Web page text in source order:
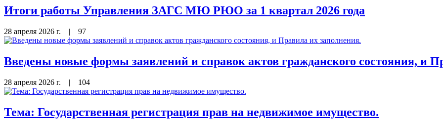
Итоги работы Управления ЗАГС МЮ РЮО за 1 квартал 2026 года
28 апреля 2026 г. | 97
Введены новые формы заявлений и справок актов гражданского состояния, и
28 апреля 2026 г. | 104
Тема: Государственная регистрация прав на недвижимое имущество.